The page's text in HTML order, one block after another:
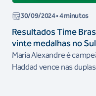
30/09/2024• 4 minutos
Resultados Time
vinte medalhas no
Aquáticos
Maria Alexandre é
Haddad vence nas